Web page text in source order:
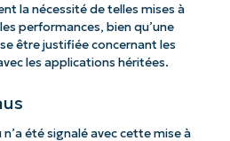
la nécessité de telles mises à
performances, bien qu’une
être justifiée concernant les
les applications héritées.
été signalé avec cette mise à